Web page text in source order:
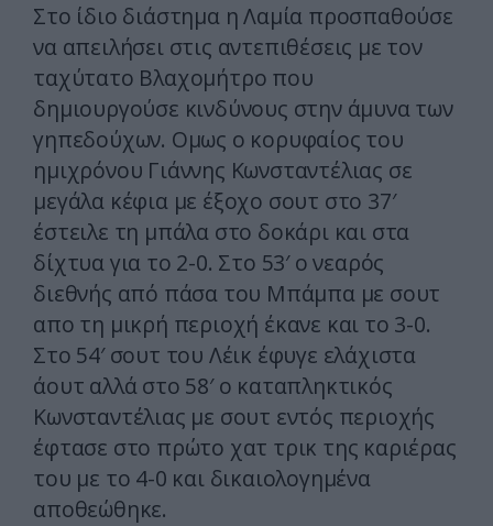
Στο ίδιο διάστημα η Λαμία προσπαθούσε
να απειλήσει στις αντεπιθέσεις με τον
ταχύτατο Βλαχομήτρο που
δημιουργούσε κινδύνους στην άμυνα των
γηπεδούχων. Ομως ο κορυφαίος του
ημιχρόνου Γιάννης Κωνσταντέλιας σε
μεγάλα κέφια με έξοχο σουτ στο 37′
έστειλε τη μπάλα στο δοκάρι και στα
δίχτυα για το 2-0. Στο 53′ ο νεαρός
διεθνής από πάσα του Μπάμπα με σουτ
απο τη μικρή περιοχή έκανε και το 3-0.
Στο 54′ σουτ του Λέικ έφυγε ελάχιστα
άουτ αλλά στο 58′ ο καταπληκτικός
Κωνσταντέλιας με σουτ εντός περιοχής
έφτασε στο πρώτο χατ τρικ της καριέρας
του με το 4-0 και δικαιολογημένα
αποθεώθηκε.